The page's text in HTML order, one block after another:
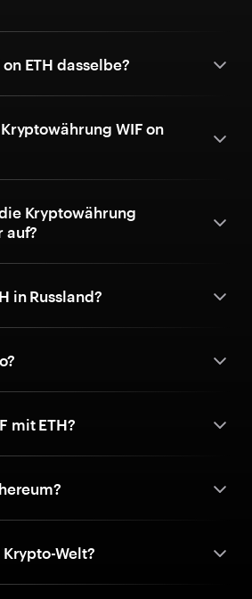
ETH dasselbe?
WIF on
Kryptowährung
auf?
in Russland?
mit ETH?
Krypto-Welt?